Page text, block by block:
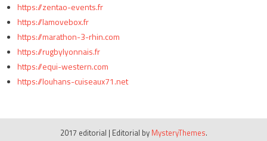
https://zentao-events.fr
https://lamovebox.fr
https://marathon-3-rhin.com
https://rugbylyonnais.fr
https://equi-western.com
https://louhans-cuiseaux71.net
2017 editorial | Editorial by MysteryThemes.